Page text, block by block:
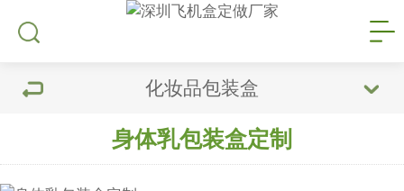
化妆品包装盒
身体乳包装盒定制